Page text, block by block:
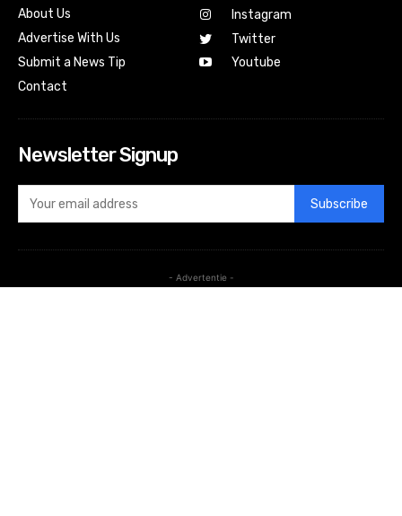
About Us
Advertise With Us
Submit a News Tip
Contact
Instagram
Twitter
Youtube
Newsletter Signup
Subscribe
- Advertentie -